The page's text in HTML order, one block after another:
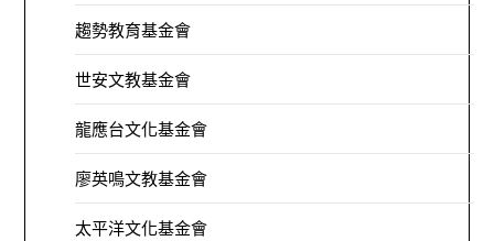
趨勢教育基金會
世安文教基金會
龍應台文化基金會
廖英鳴文教基金會
太平洋文化基金會